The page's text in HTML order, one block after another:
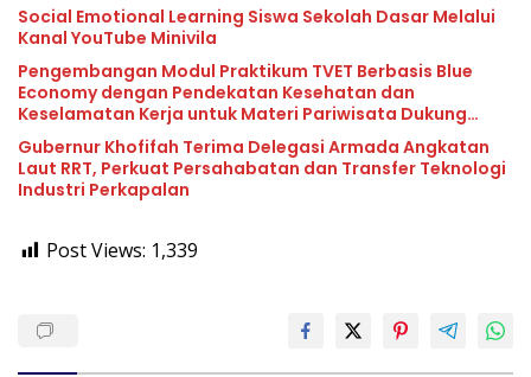
Tunggakan PKB
Social Emotional Learning Siswa Sekolah Dasar Melalui
Kanal YouTube Minivila
Pengembangan Modul Praktikum TVET Berbasis Blue
Economy dengan Pendekatan Kesehatan dan
Keselamatan Kerja untuk Materi Pariwisata Dukung
Pencapaian SDGs
Gubernur Khofifah Terima Delegasi Armada Angkatan
Laut RRT, Perkuat Persahabatan dan Transfer Teknologi
Industri Perkapalan
Post Views: 1,339